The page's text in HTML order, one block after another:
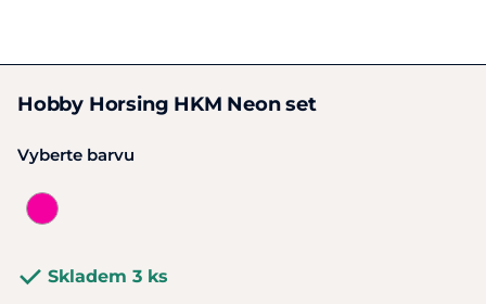
Hobby Horsing HKM Neon set
Vyberte barvu
Skladem 3 ks